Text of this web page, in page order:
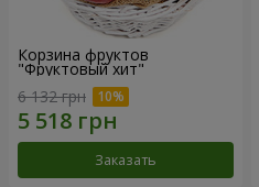
Корзина фруктов
"Фруктовый хит"
6 132 грн
Заказать